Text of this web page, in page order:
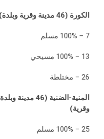
الكورة (46 مدينة وقرية وبلدة)
7 – 100% مسلم
13 – 100% مسيحي
26 – مختلطة
المنية-الضنية (46 مدينة وبلدة
وقرية)
25 – 100% مسلم